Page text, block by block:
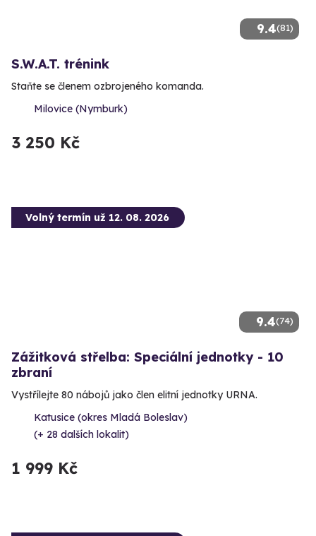
9.4(81)
S.W.A.T. trénink
Staňte se členem ozbrojeného komanda.
Milovice (Nymburk)
3 250 Kč
9.4(74)
Volný termín už 12. 08. 2026
Zážitková střelba: Speciální jednotky - 10
zbraní
Vystřílejte 80 nábojů jako člen elitní jednotky URNA.
Katusice (okres Mladá Boleslav)
(+ 28 dalších lokalit)
1 999 Kč